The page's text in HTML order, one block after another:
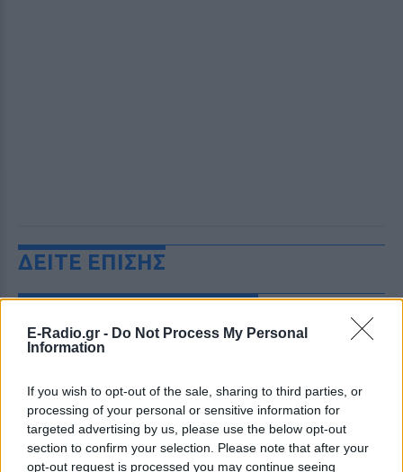
E-Radio.gr - Do Not Process My Personal
Information
If you wish to opt-out of the sale, sharing to third parties, or
processing of your personal or sensitive information for
targeted advertising by us, please use the below opt-out
section to confirm your selection. Please note that after your
opt-out request is processed you may continue seeing
ΔΕΙΤΕ ΕΠΙΣΗΣ
είστε Ισραηλινοί» λόγω
διαδηλώσεων
ΣΉΜΕΡΑ
Ταξιδιωτική προειδοποίηση εξέδωσε το
ισραηλινό υπουργείο Εξωτερικών ενόψει